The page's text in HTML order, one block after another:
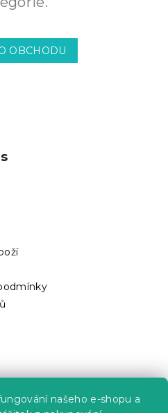
našeho e-shopu a
OBCHODU